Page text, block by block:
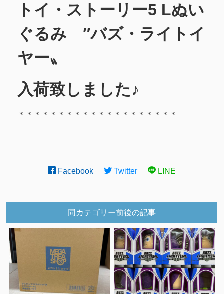
トイ・ストーリー5 Lぬい
ぐるみ ″バズ・ライトイ
ヤー〟
入荷致しました♪
＊＊＊＊＊＊＊＊＊＊＊＊＊＊＊＊＊＊＊＊
Facebook Twitter LINE
同カテゴリー前後の記事